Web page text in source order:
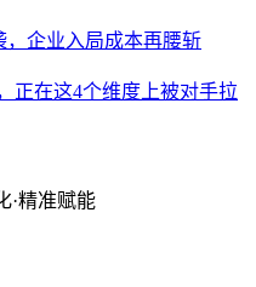
，企业入局成本再腰斩
正在这4个维度上被对手拉
·精准赋能